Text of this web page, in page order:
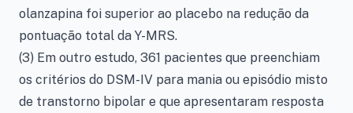
olanzapina foi superior ao placebo na redução da
pontuação total da Y-MRS.
(3) Em outro estudo, 361 pacientes que preenchiam
os critérios do DSM-IV para mania ou episódio misto
de transtorno bipolar e que apresentaram resposta